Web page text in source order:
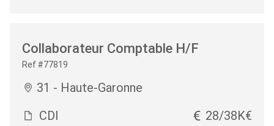
Collaborateur Comptable H/F
Ref #77819
31 - Haute-Garonne
CDI
28/38K€